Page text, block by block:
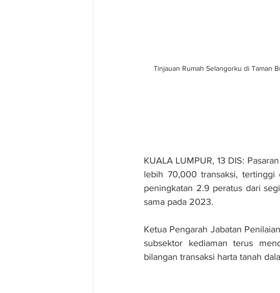
Tinjauan Rumah Selangorku di Taman
KUALA LUMPUR, 13 DIS:
lebih 70,000 transaksi,
peningkatan 2.9 peratus dari
sama pada 2023.
Ketua Pengarah Jabatan
subsektor kediaman terus
bilangan transaksi harta tanah